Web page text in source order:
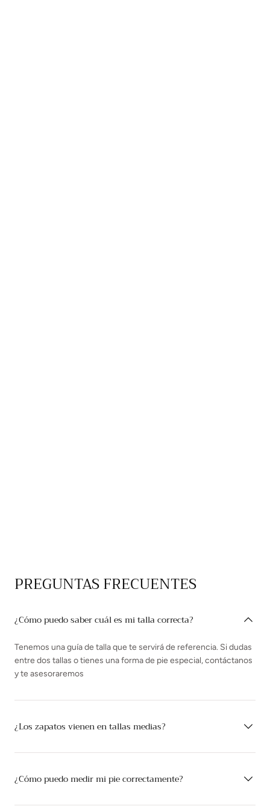
PREGUNTAS FRECUENTES
¿Cómo puedo saber cuál es mi talla correcta?
Tenemos una guía de talla que te servirá de referencia. Si dudas
entre dos tallas o tienes una forma de pie especial, contáctanos
y te asesoraremos
¿Los zapatos vienen en tallas medias?
¿Cómo puedo medir mi pie correctamente?